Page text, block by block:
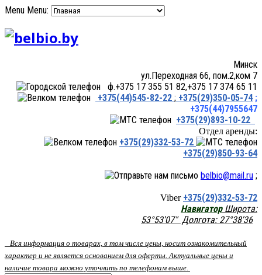
Menu Menu:
Минск
ул.Переходная 66, пом.2,ком 7
ф.+375 17 355 51 82,+375 17 374 65 11
+375(44)545-82-22 ; +375(29)350-05-74 ;
+375(44)7955647
+375(29)893-10-22
Отдел аренды:
+375(29)332-53-72
+375(29)850-93-64
belbio@mail.ru ;
Viber +375(29)332-53-72
НавигаторШирота:
53°53'07" Долгота: 27°38'36
Вся информация о товарах, в том числе цены, носит ознакомительный
характер и не является основанием для оферты. Актуальные цены и
наличие товара можно уточнить по телефонам выше.